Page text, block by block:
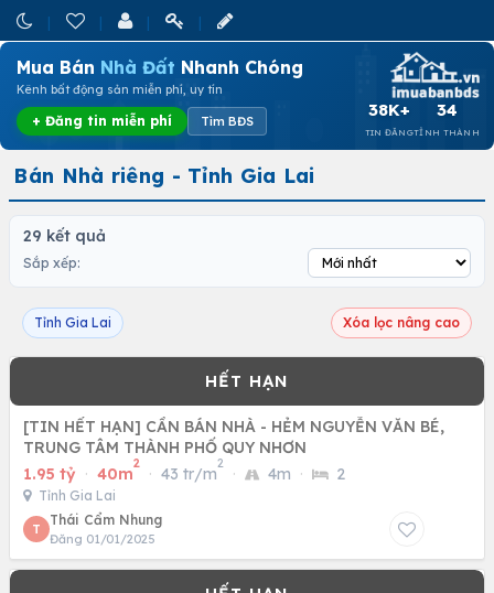
Mua Bán Nhà Đất Nhanh Chóng
Kênh bất động sản miễn phí, uy tín
+ Đăng tin miễn phí Tìm BĐS
38K+
TIN ĐĂNG
34
TỈNH THÀNH
Bán Nhà riêng - Tỉnh Gia Lai
29 kết quả
Sắp xếp:
Tỉnh Gia Lai Xóa lọc nâng cao
[TIN HẾT HẠN] CẦN BÁN NHÀ - HẺM NGUYỄN VĂN BÉ,
TRUNG TÂM THÀNH PHỐ QUY NHƠN
1.95 tỷ · 40m
2
· 43 tr/m
2
· 4m · 2
Tỉnh Gia Lai
T
Thái Cẩm Nhung
Đăng 01/01/2025